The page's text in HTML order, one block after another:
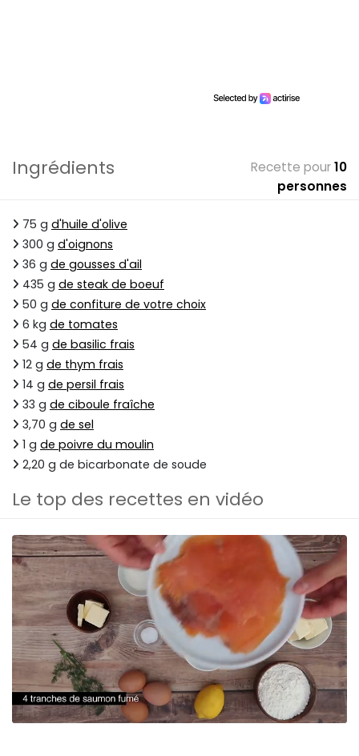
Ingrédients Recette pour10
personnes
75 g d'huile d'olive
300 g d'oignons
36 g de gousses d'ail
435 g de steak de boeuf
50 g de confiture de votre choix
6 kg de tomates
54 g de basilic frais
12 g de thym frais
14 g de persil frais
33 g de ciboule fraîche
3,70 g de sel
1 g de poivre du moulin
2,20 g de bicarbonate de soude
Le top des recettes en vidéo